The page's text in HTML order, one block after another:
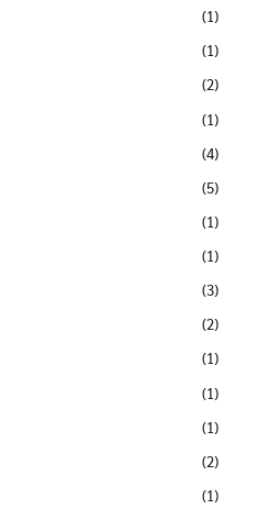
(1)
(1)
(2)
(1)
(4)
(5)
(1)
(1)
(3)
(2)
(1)
(1)
(1)
(2)
(1)